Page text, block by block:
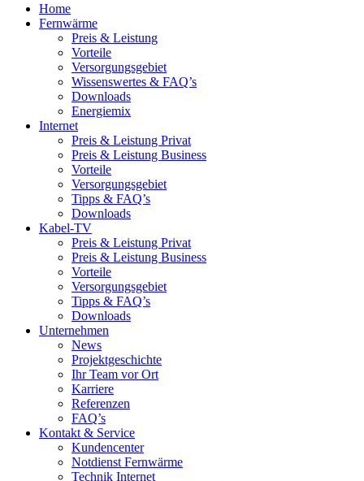
Home
Fernwärme
Preis & Leistung
Vorteile
Versorgungsgebiet
Wissenswertes & FAQ’s
Downloads
Energiemix
Internet
Preis & Leistung Privat
Preis & Leistung Business
Vorteile
Versorgungsgebiet
Tipps & FAQ’s
Downloads
Kabel-TV
Preis & Leistung Privat
Preis & Leistung Business
Vorteile
Versorgungsgebiet
Tipps & FAQ’s
Downloads
Unternehmen
News
Projektgeschichte
Ihr Team vor Ort
Karriere
Referenzen
FAQ’s
Kontakt & Service
Kundencenter
Notdienst Fernwärme
Technik Internet